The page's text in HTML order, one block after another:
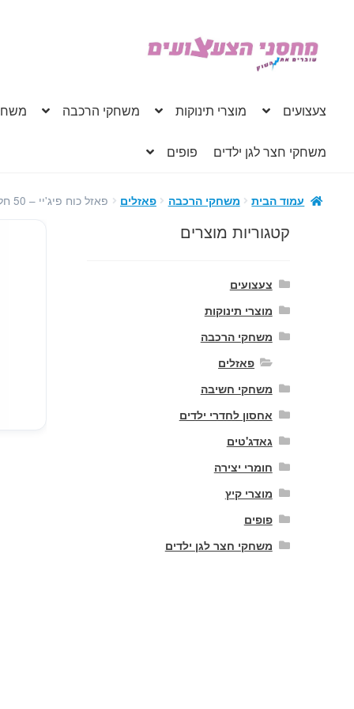
דלג
לניווט
לדלג
לתוכן
צעצועים מוצרי תינוקות משחקי הרכבה
משחקי חצר לגן ילדים פופים
עמוד הבית משחקי הרכבה פאזלים פאזל כוח פיג'יי – 50 חלקים מבית KS
קטגוריות מוצרים
צעצועים
מוצרי תינוקות
משחקי הרכבה
פאזלים
משחקי חשיבה
אחסון לחדרי ילדים
גאדג'טים
חומרי יצירה
מוצרי קיץ
פופים
משחקי חצר לגן ילדים